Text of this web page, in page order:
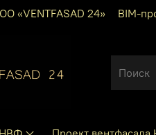
«VENTFASAD 24» BIM-